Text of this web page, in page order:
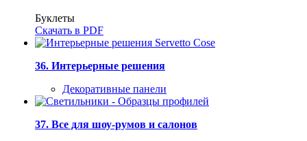
Буклеты
Скачать в PDF
36. Интерьерные решения
Декоративные панели
37. Все для шоу-румов и салонов